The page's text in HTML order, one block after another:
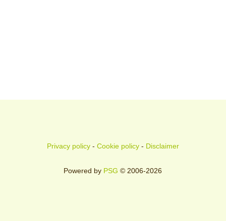
Privacy policy- Cookie policy- Disclaimer
Powered by PSG © 2006-2026